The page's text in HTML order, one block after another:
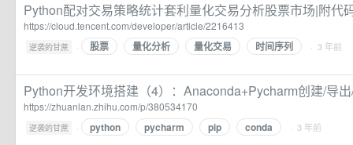
Python配对交易策略统计套利量化交易分析股票市场|附代
https://cloud.tencent.com/developer/article/2216413
逆袭的甘蔗 · 股票 量化分析 量化交易 时间序列 · 3 年前
Python开发环境搭建（4）：Anaconda+Pycharm创建/导
https://zhuanlan.zhihu.com/p/380534170
逆袭的甘蔗 · python pycharm pip conda · 3 年前